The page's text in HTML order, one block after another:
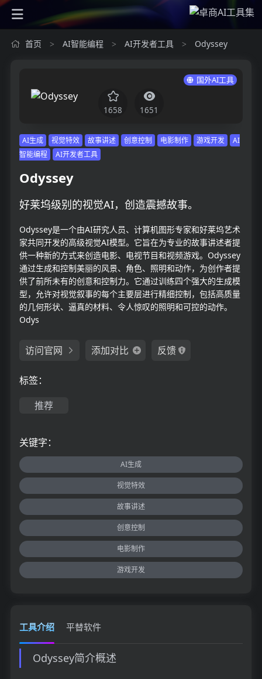
首页 > AI智能编程 > AI开发者工具 > Odyssey
国外AI工具
1658 1651
AI生成 视觉特效 故事讲述 创意控制 电影制作 游戏开发
AI
智能编程
AI开发者工具
Odyssey
好莱坞级别的视觉AI，创造震撼故事。
Odyssey是一个由AI研究人员、计算机图形专家和好莱坞艺术
家共同开发的高级视觉AI模型。它旨在为专业的故事讲述者提
供一种新的方式来创造电影、电视节目和视频游戏。Odyssey
通过生成和控制美丽的风景、角色、照明和动作，为创作者提
供了前所未有的创意和控制力。它通过训练四个强大的生成模
型，允许对视觉叙事的每个主要层进行精细控制，包括高质量
的几何形状、逼真的材料、令人惊叹的照明和可控的动作。
Odys
访问官网 添加对比 反馈
标签：
推荐
关键字：
AI生成
视觉特效
故事讲述
创意控制
电影制作
游戏开发
工具介绍 平替软件
Odyssey简介概述